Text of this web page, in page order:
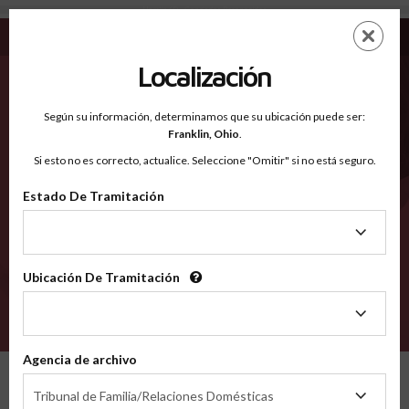
Hamlin SD - Condados Reconocidos
EN
Condados Reconocidos
2600
Localización
Según su información, determinamos que su ubicación puede ser:
Franklin, Ohio.
Si esto no es correcto, actualice. Seleccione "Omitir" si no está seguro.
Estado De Tramitación
Tramitación
Ubicación De Tramitación
Tramitación
Agencia de archivo
Tribunal de Familia/Relaciones Domésticas
de